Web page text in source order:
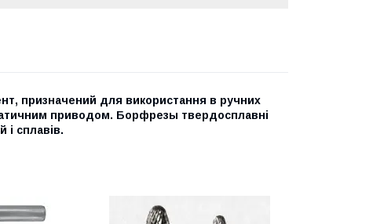
призначений для використання в ручних
приводом. Борфрезы твердосплавні
сплавів.